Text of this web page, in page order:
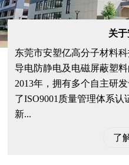
关
东莞市安塑亿高分子材料
导电防静电及电磁屏蔽塑
2013年，拥有多个自主研
了ISO9001质量管理体系
新...
了